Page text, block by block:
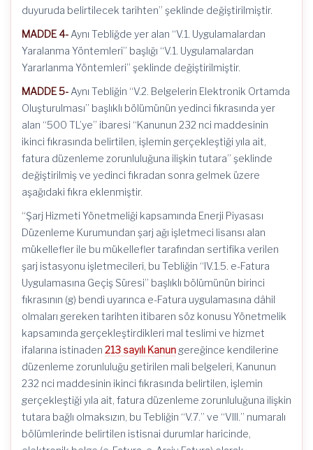
duyuruda belirtilecek tarihten” şeklinde değiştirilmiştir.
MADDE 4- Aynı Tebliğde yer alan “V.1. Uygulamalardan
Yaralanma Yöntemleri” başlığı “V.1. Uygulamalardan
Yararlanma Yöntemleri” şeklinde değiştirilmiştir.
MADDE 5- Aynı Tebliğin “V.2. Belgelerin Elektronik Ortamda
Oluşturulması” başlıklı bölümünün yedinci fıkrasında yer
alan “500 TL’ye” ibaresi “Kanunun 232 nci maddesinin
ikinci fıkrasında belirtilen, işlemin gerçekleştiği yıla ait,
fatura düzenleme zorunluluğuna ilişkin tutara” şeklinde
değiştirilmiş ve yedinci fıkradan sonra gelmek üzere
aşağıdaki fıkra eklenmiştir.
“Şarj Hizmeti Yönetmeliği kapsamında Enerji Piyasası
Düzenleme Kurumundan şarj ağı işletmeci lisansı alan
mükellefler ile bu mükellefler tarafından sertifika verilen
şarj istasyonu işletmecileri, bu Tebliğin “IV.1.5. e-Fatura
Uygulamasına Geçiş Süresi” başlıklı bölümünün birinci
fıkrasının (g) bendi uyarınca e-Fatura uygulamasına dâhil
olmaları gereken tarihten itibaren söz konusu Yönetmelik
kapsamında gerçekleştirdikleri mal teslimi ve hizmet
ifalarına istinaden 213 sayılı Kanun gereğince kendilerine
düzenleme zorunluluğu getirilen mali belgeleri, Kanunun
232 nci maddesinin ikinci fıkrasında belirtilen, işlemin
gerçekleştiği yıla ait, fatura düzenleme zorunluluğuna ilişkin
tutara bağlı olmaksızın, bu Tebliğin “V.7.” ve “VIII.” numaralı
bölümlerinde belirtilen istisnai durumlar haricinde,